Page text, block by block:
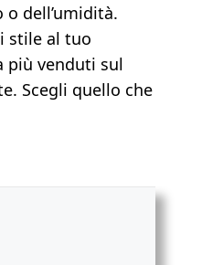
o dell’umidità.
stile al tuo
più venduti sul
Scegli quello che